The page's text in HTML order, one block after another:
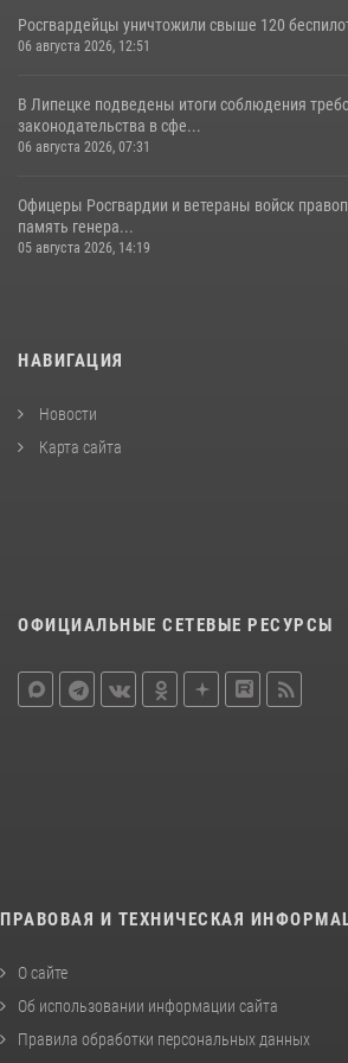
Росгвардейцы уничтожили свыше 120
06 августа 2026, 12:51
В Липецке подведены итоги соблюдения
законодательства в сфе...
06 августа 2026, 07:31
Офицеры Росгвардии и ветераны войск
память генера...
05 августа 2026, 14:19
НАВИГАЦИЯ
Новости
Карта сайта
ОФИЦИАЛЬНЫЕ СЕТЕВЫЕ РЕСУРСЫ
ПРАВОВАЯ И ТЕХНИЧЕСКАЯ
О сайте
Об использовании информации сайта
Правила обработки персональных данных